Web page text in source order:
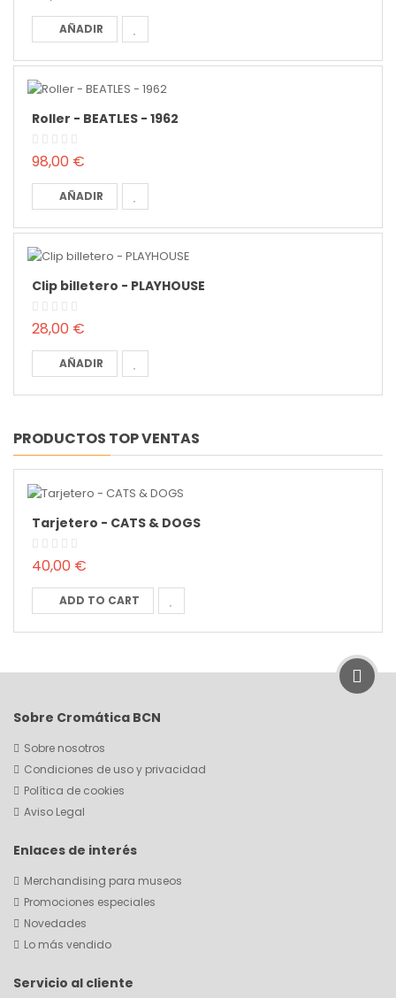
AÑADIR
Roller - BEATLES - 1962
98,00 €
AÑADIR
Clip billetero - PLAYHOUSE
28,00 €
AÑADIR
PRODUCTOS TOP VENTAS
Tarjetero - CATS & DOGS
40,00 €
ADD TO CART
Sobre Cromática BCN
Sobre nosotros
Condiciones de uso y privacidad
Política de cookies
Aviso Legal
Enlaces de interés
Merchandising para museos
Promociones especiales
Novedades
Lo más vendido
Servicio al cliente